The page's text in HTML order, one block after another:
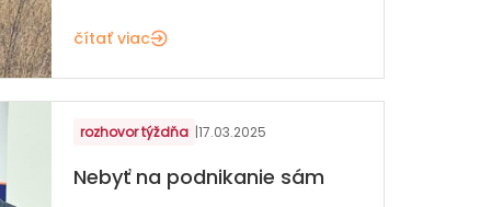
čítať viac
rozhovor týždňa |17.03.2025
Nebyť na podnikanie sám